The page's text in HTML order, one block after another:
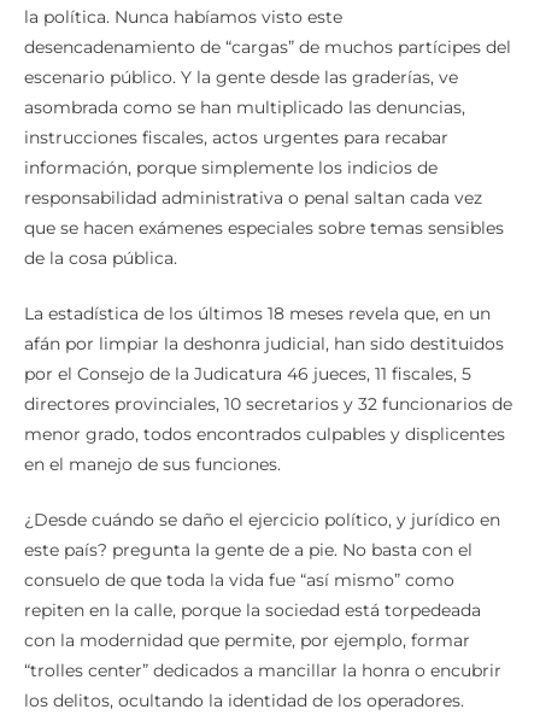
la política. Nunca habíamos visto este
desencadenamiento de “cargas” de muchos partícipes del
escenario público. Y la gente desde las graderías, ve
asombrada como se han multiplicado las denuncias,
instrucciones fiscales, actos urgentes para recabar
información, porque simplemente los indicios de
responsabilidad administrativa o penal saltan cada vez
que se hacen exámenes especiales sobre temas sensibles
de la cosa pública.
La estadística de los últimos 18 meses revela que, en un
afán por limpiar la deshonra judicial, han sido destituidos
por el Consejo de la Judicatura 46 jueces, 11 fiscales, 5
directores provinciales, 10 secretarios y 32 funcionarios de
menor grado, todos encontrados culpables y displicentes
en el manejo de sus funciones.
¿Desde cuándo se daño el ejercicio político, y jurídico en
este país? pregunta la gente de a pie. No basta con el
consuelo de que toda la vida fue “así mismo” como
repiten en la calle, porque la sociedad está torpedeada
con la modernidad que permite, por ejemplo, formar
“trolles center” dedicados a mancillar la honra o encubrir
los delitos, ocultando la identidad de los operadores.